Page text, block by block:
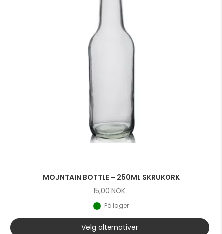
MOUNTAIN BOTTLE – 250ML SKRUKORK
15,00 NOK
På lager
Velg alternativer